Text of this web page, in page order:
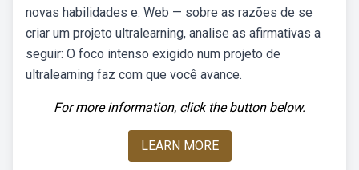
novas habilidades e. Web — sobre as razões de se
criar um projeto ultralearning, analise as afirmativas a
seguir: O foco intenso exigido num projeto de
ultralearning faz com que você avance.
For more information, click the button below.
LEARN MORE